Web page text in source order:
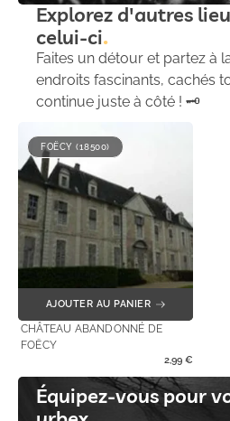
Explorez d'autres
celui-ci
Faites un détour et partez à
endroits fascinants, cachés
continue juste à côté ! 🗝️
FOËCY (18500)
AJOUTER AU PANIER
CHÂTEAU ABANDONNÉ DE
FOËCY
2,99 €
Équipez-vous pour